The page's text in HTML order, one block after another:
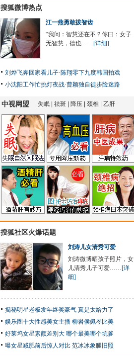
搜狐微博热点
江一燕勇敢拔智齿
“我问：智慧还在不？你曰：女子
无智慧，德也……[详细]
刘烨飞奔回家看儿子·陈翔零下九度韩国拍戏
小沈阳工作忙挑灯夜战·曹颖独自徒步险迷路
搜狐社区火爆话题
刘涛儿女清秀可爱
刘涛微博晒孩子照片，女
儿清秀儿子可爱……[详
细]
揭秘明星老板发年终奖豪气 真是太给力了
娱乐圈十大性感美女主播 柳岩侯佩岑比美
好莱坞女星素颜差别大 哪个最美哪个坑爹
曝女星减肥前后惊人对比 范冰冰象腿旧照